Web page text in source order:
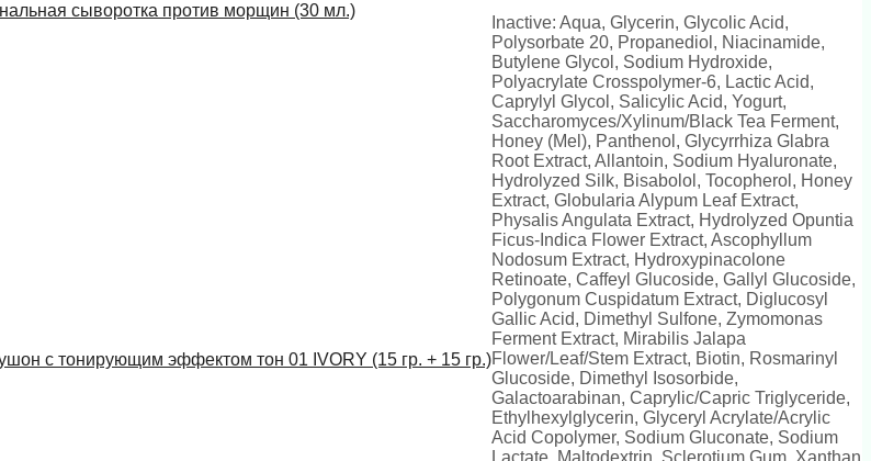
сыворотка против морщин (30 мл.)
с тонирующим эффектом тон 01 IVORY (15 гр. + 15 гр.)
Inactive: Aqua, Glycerin, Glycolic Acid,
Polysorbate 20, Propanediol, Niacinamide,
Butylene Glycol, Sodium Hydroxide,
Polyacrylate Crosspolymer-6, Lactic Acid,
Caprylyl Glycol, Salicylic Acid, Yogurt,
Saccharomyces/Xylinum/Black Tea Ferment,
Honey (Mel), Panthenol, Glycyrrhiza Glabra
Root Extract, Allantoin, Sodium Hyaluronate,
Hydrolyzed Silk, Bisabolol, Tocopherol, Honey
Extract, Globularia Alypum Leaf Extract,
Physalis Angulata Extract, Hydrolyzed Opuntia
Ficus-Indica Flower Extract, Ascophyllum
Nodosum Extract, Hydroxypinacolone
Retinoate, Caffeyl Glucoside, Gallyl Glucoside,
Polygonum Cuspidatum Extract, Diglucosyl
Gallic Acid, Dimethyl Sulfone, Zymomonas
Ferment Extract, Mirabilis Jalapa
Flower/Leaf/Stem Extract, Biotin, Rosmarinyl
Glucoside, Dimethyl Isosorbide,
Galactoarabinan, Caprylic/Capric Triglyceride,
Ethylhexylglycerin, Glyceryl Acrylate/Acrylic
Acid Copolymer, Sodium Gluconate, Sodium
Lactate, Maltodextrin, Sclerotium Gum, Xanthan